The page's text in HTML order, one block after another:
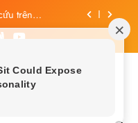
Lung, vừa
bị “rò rỉ” dư
nghi Uông
trênhổi